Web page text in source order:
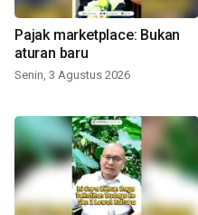
Pajak marketplace: Bukan
aturan baru
Senin, 3 Agustus 2026